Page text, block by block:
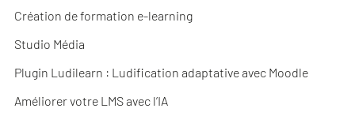
Création de formation e-learning
Studio Média
Plugin Ludilearn : Ludification adaptative avec Moodle
Améliorer votre LMS avec l’IA